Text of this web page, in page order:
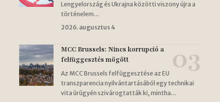
Lengyelország és Ukrajna közötti viszony újra a
történelem…
2026. augusztus 4
MCC Brussels: Nincs korrupció a
felfüggesztés mögött
Az MCC Brussels felfüggesztése az EU
transzparencia nyilvántartásából egy technikai
vita ürügyén szivárogtatták ki, mintha…